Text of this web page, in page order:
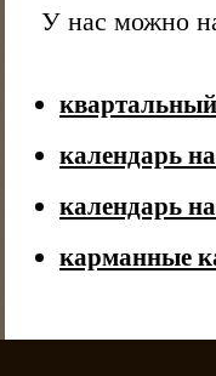
У нас можно
календарь
календарь
карманные